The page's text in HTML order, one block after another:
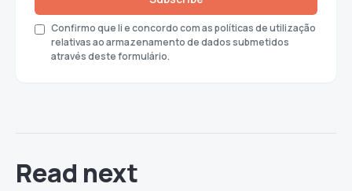
Confirmo que li e concordo com as políticas de utilização
relativas ao armazenamento de dados submetidos
através deste formulário.
Read next